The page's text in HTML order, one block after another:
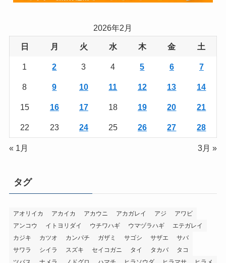
2026年2月
日 月 火 水 木 金 土
1 2 3 4 5 6 7
8 9 10 11 12 13 14
15 16 17 18 19 20 21
22 23 24 25 26 27 28
« 1月 3月 »
タグ
アオリイカ アカイカ アカウニ アカガレイ アジ
アワビ
アンコウ
イトヨリダイ ウチワハギ ウマヅラハギ
エテガレイ
カジキ
カツオ カンパチ ガザミ サゴシ サザエ
サバ
サワラ
シイラ スズキ セイコガニ タイ タカバ
タコ